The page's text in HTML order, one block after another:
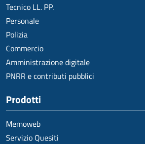
Tecnico LL. PP.
Personale
Polizia
Commercio
Amministrazione digitale
PNRR e contributi pubblici
Prodotti
Memoweb
Servizio Quesiti